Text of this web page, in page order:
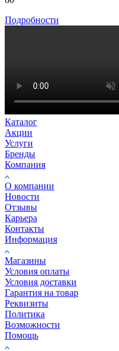
Подробности
Каталог
Акции
Услуги
Бренды
Компания
О компании
Новости
Отзывы
Карьера
Контакты
Информация
Магазины
Условия оплаты
Условия доставки
Гарантия на товар
Реквизиты
Политика
Возможности
Помощь